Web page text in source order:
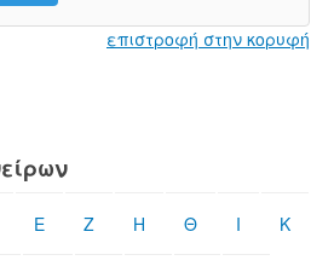
επιστροφή στην κορυφή
Ε Ζ Η Θ Ι Κ